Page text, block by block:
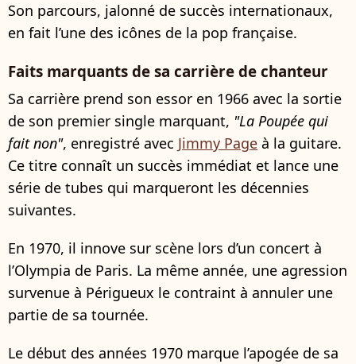
Son parcours, jalonné de succès internationaux,
en fait l’une des icônes de la pop française.
Faits marquants de sa carrière de chanteur
Sa carrière prend son essor en 1966 avec la sortie
de son premier single marquant, "La Poupée qui
fait non", enregistré avec Jimmy Page à la guitare.
Ce titre connaît un succès immédiat et lance une
série de tubes qui marqueront les décennies
suivantes.
En 1970, il innove sur scène lors d’un concert à
l’Olympia de Paris. La même année, une agression
survenue à Périgueux le contraint à annuler une
partie de sa tournée.
Le début des années 1970 marque l’apogée de sa